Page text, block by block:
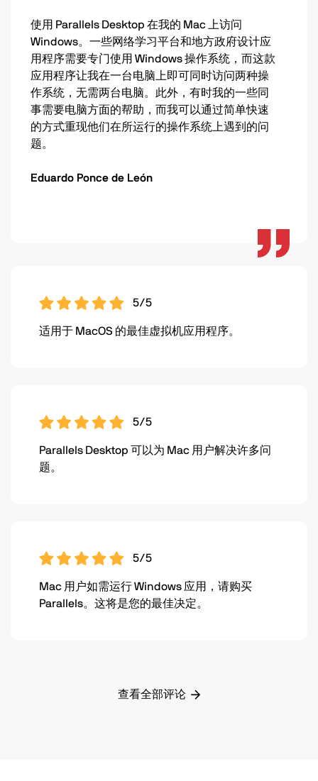
使用 Parallels Desktop 在我的 Mac 上访问
Windows。一些网络学习平台和地方政府设计应
用程序需要专门使用 Windows 操作系统，而这款
应用程序让我在一台电脑上即可同时访问两种操
作系统，无需两台电脑。此外，有时我的一些同
事需要电脑方面的帮助，而我可以通过简单快速
的方式重现他们在所运行的操作系统上遇到的问
题。
Eduardo Ponce de León
5/5
适用于 MacOS 的最佳虚拟机应用程序。
5/5
Parallels Desktop 可以为 Mac 用户解决许多问
题。
5/5
Mac 用户如需运行 Windows 应用，请购买
Parallels。这将是您的最佳决定。
查看全部评论